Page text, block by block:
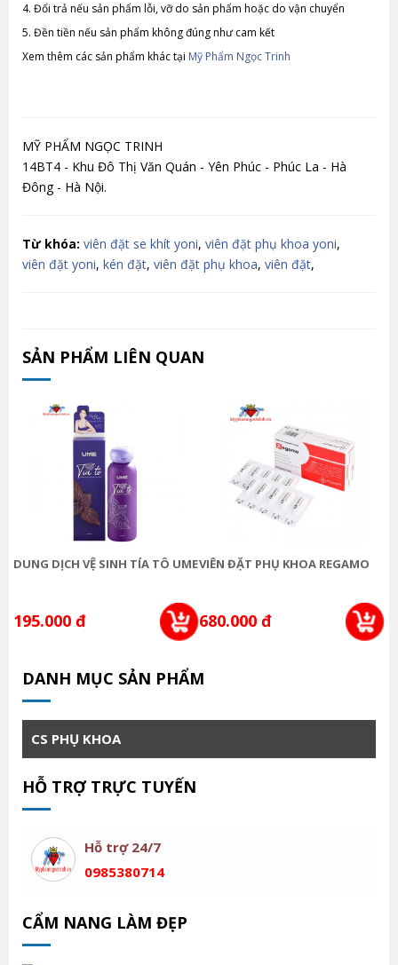
4. Đổi trả nếu sản phẩm lỗi, vỡ do sản phẩm hoặc do vận chuyển
5. Đền tiền nếu sản phẩm không đúng như cam kết
Xem thêm các sản phẩm khác tại Mỹ Phẩm Ngọc Trinh
MỸ PHẨM NGỌC TRINH
14BT4 - Khu Đô Thị Văn Quán - Yên Phúc - Phúc La - Hà
Đông - Hà Nội.
Từ khóa: viên đặt se khít yoni, viên đặt phụ khoa yoni,
viên đặt yoni, kén đặt, viên đặt phụ khoa, viên đặt,
SẢN PHẨM LIÊN QUAN
DUNG DỊCH VỆ SINH TÍA TÔ UME
195.000 đ
VIÊN ĐẶT PHỤ KHOA REGAMO
680.000 đ
DANH MỤC SẢN PHẨM
CS PHỤ KHOA
HỖ TRỢ TRỰC TUYẾN
Hỗ trợ 24/7
0985380714
CẨM NANG LÀM ĐẸP